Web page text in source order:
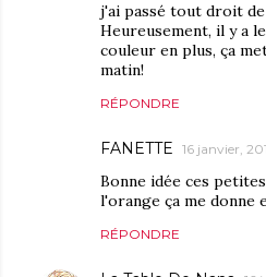
j'ai passé tout droit
Heureusement, il y a
couleur en plus, ça
matin!
RÉPONDRE
FANETTE 16 janvier,
Bonne idée ces
l'orange ça me donne
RÉPONDRE